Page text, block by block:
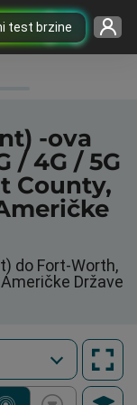
test brzine
-ova
/ 4G / 5G
County,
do Fort-Worth,
Države